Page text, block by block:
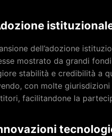
dell’adozione
mostrato da grandi
stabilità e credibilità a
con molte
facilitandone la